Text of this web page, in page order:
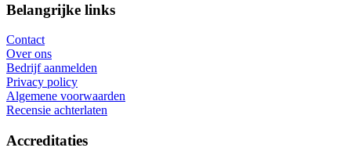
Belangrijke links
Contact
Over ons
Bedrijf aanmelden
Privacy policy
Algemene voorwaarden
Recensie achterlaten
Accreditaties